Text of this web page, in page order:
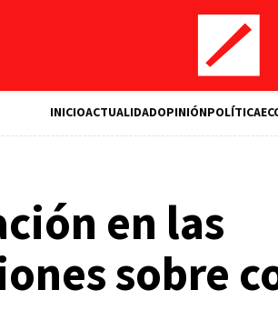
INICIOACTUALIDADOPINIÓNPOLÍTICA
en las
sobre